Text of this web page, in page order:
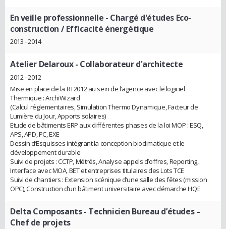
En veille professionnelle - Chargé d'études Eco-
construction / Efficacité énergétique
2013 - 2014
Atelier Delaroux- Collaborateur d'architecte
2012 - 2012
Mise en place de la RT2012 au sein de l’agence avec le logiciel
Thermique : ArchiWizard
(Calcul réglementaires, Simulation Thermo Dynamique, Facteur de
Lumière du Jour, Apports solaires)
Etude de bâtiments ERP aux différentes phases de la loi MOP : ESQ,
APS, APD, PC, EXE
Dessin d’Esquisses intégrant la conception bioclimatique et le
développement durable
Suivi de projets : CCTP, Métrés, Analyse appels d’offres, Reporting,
Interface avec MOA, BET et entreprises titulaires des Lots TCE
Suivi de chantiers : Extension scénique d’une salle des fêtes (mission
OPC), Construction d’un bâtiment universitaire avec démarche HQE
Delta Composants- Technicien Bureau d’études –
Chef de projets